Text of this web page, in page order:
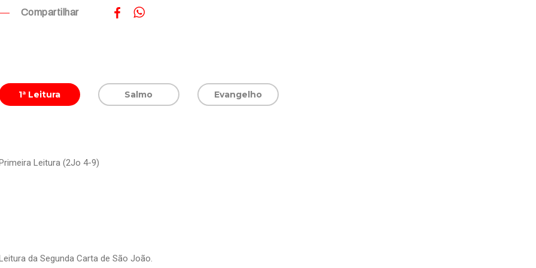
Compartilhar
1ª Leitura Salmo Evangelho
Leitura (2Jo 4-9)
da Segunda Carta de São João.